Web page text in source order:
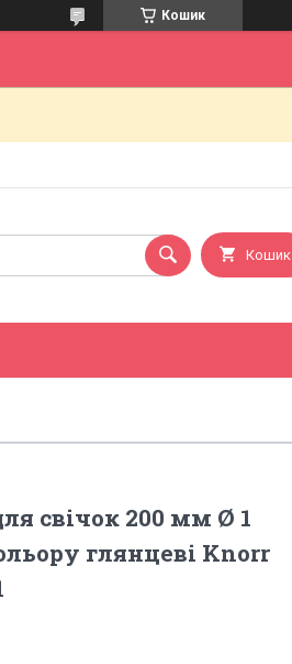
Кошик
Кошик
свічок 200 мм Ø 1
глянцеві Knorr